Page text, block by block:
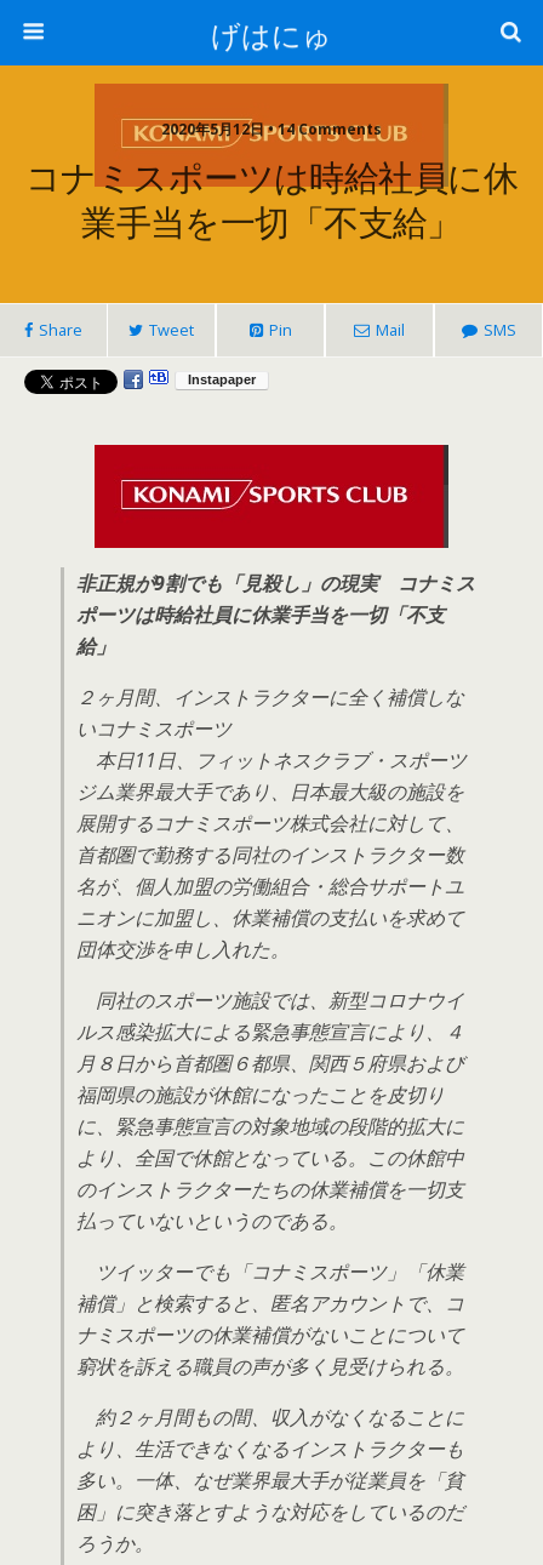
げはにゅ
2020年5月12日 • 14 Comments
コナミスポーツは時給社員に休
業手当を一切「不支給」
Share Tweet Pin Mail SMS
非正規が9割でも「見殺し」の現実 コナミス
ポーツは時給社員に休業手当を一切「不支
給」
２ヶ月間、インストラクターに全く補償しな
いコナミスポーツ
本日11日、フィットネスクラブ・スポーツ
ジム業界最大手であり、日本最大級の施設を
展開するコナミスポーツ株式会社に対して、
首都圏で勤務する同社のインストラクター数
名が、個人加盟の労働組合・総合サポートユ
ニオンに加盟し、休業補償の支払いを求めて
団体交渉を申し入れた。
同社のスポーツ施設では、新型コロナウイ
ルス感染拡大による緊急事態宣言により、４
月８日から首都圏６都県、関西５府県および
福岡県の施設が休館になったことを皮切り
に、緊急事態宣言の対象地域の段階的拡大に
より、全国で休館となっている。この休館中
のインストラクターたちの休業補償を一切支
払っていないというのである。
ツイッターでも「コナミスポーツ」「休業
補償」と検索すると、匿名アカウントで、コ
ナミスポーツの休業補償がないことについて
窮状を訴える職員の声が多く見受けられる。
約２ヶ月間もの間、収入がなくなることに
より、生活できなくなるインストラクターも
多い。一体、なぜ業界最大手が従業員を「貧
困」に突き落とすような対応をしているのだ
ろうか。